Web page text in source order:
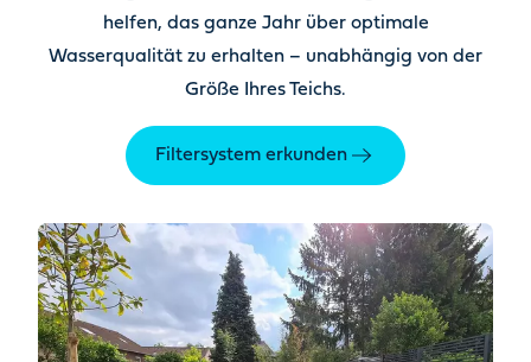
helfen, das ganze Jahr über optimale
Wasserqualität zu erhalten – unabhängig von der
Größe Ihres Teichs.
Filtersystem erkunden